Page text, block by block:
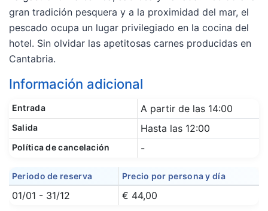
gran tradición pesquera y a la proximidad del mar, el
pescado ocupa un lugar privilegiado en la cocina del
hotel. Sin olvidar las apetitosas carnes producidas en
Cantabria.
Información adicional
Entrada A partir de las 14:00
Salida Hasta las 12:00
Política de cancelación -
Periodo de reserva Precio por persona y día
01/01 - 31/12 € 44,00